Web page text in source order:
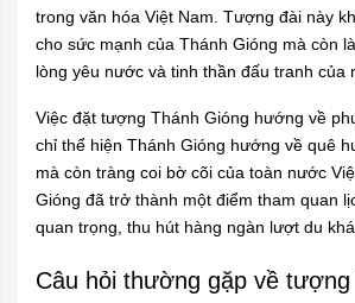
trong văn hóa Việt Nam. Tượng đài này
cho sức mạnh của Thánh Gióng mà còn
lòng yêu nước và tinh thần đấu tranh của
Việc đặt tượng Thánh Gióng hướng về
chỉ thể hiện Thánh Gióng hướng về quê
mà còn tràng coi bờ cõi của toàn nước
Gióng đã trở thành một điểm tham quan
quan trọng, thu hút hàng ngàn lượt du
Câu hỏi thường gặp về tượng